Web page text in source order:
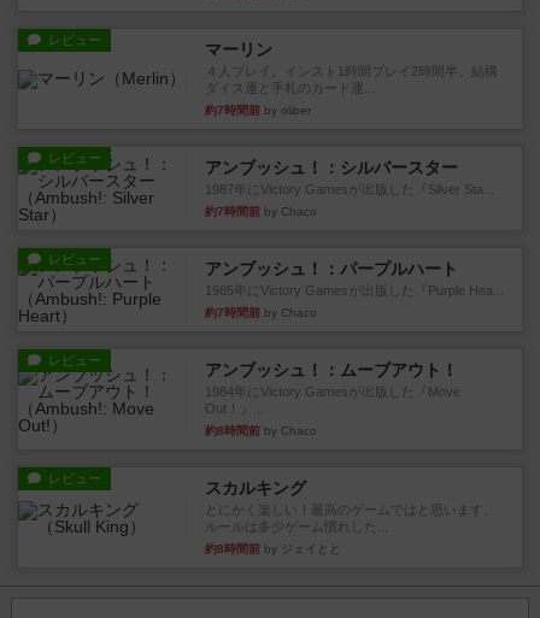
レビュー マーリン
４人プレイ。インスト1時間プレイ2時間半。結構
ダイス運と手札のカード運...
約7時間前 by oliber
レビュー アンブッシュ！：シルバースター
1987年にVictory Gamesが出版した『Silver Sta...
約7時間前 by Chaco
レビュー アンブッシュ！：パープルハート
1985年にVictory Gamesが出版した『Purple Hea...
約7時間前 by Chaco
レビュー アンブッシュ！：ムーブアウト！
1984年にVictory Gamesが出版した『Move
Out！』...
約8時間前 by Chaco
レビュー スカルキング
とにかく楽しい！最高のゲームではと思います。
ルールは多少ゲーム慣れした...
約8時間前 by ジェイとと